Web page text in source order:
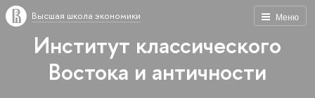
Меню
Высшая школа экономики
Институт классического
Востока и античности